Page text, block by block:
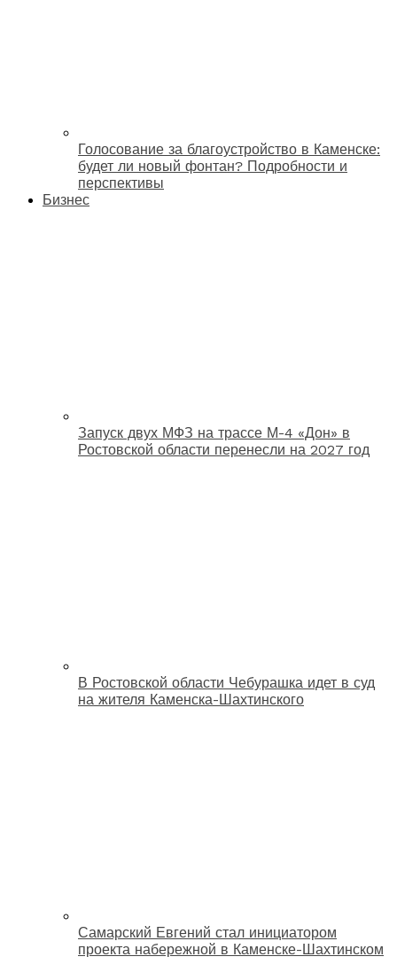
Голосование за благоустройство в Каменске:
будет ли новый фонтан? Подробности и
перспективы
Бизнес
Запуск двух МФЗ на трассе М-4 «Дон» в
Ростовской области перенесли на 2027 год
В Ростовской области Чебурашка идет в суд
на жителя Каменска-Шахтинского
Самарский Евгений стал инициатором
проекта набережной в Каменске-Шахтинском